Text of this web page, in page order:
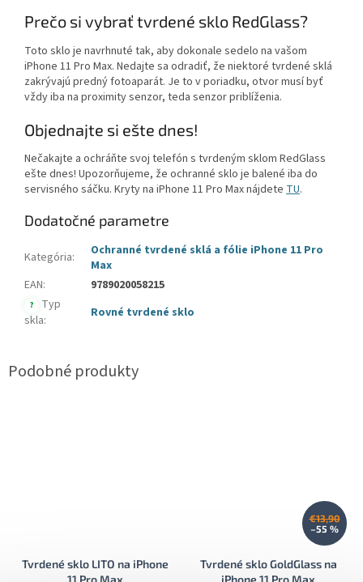
Prečo si vybrať tvrdené sklo RedGlass?
Toto sklo je navrhnuté tak, aby dokonale sedelo na vašom
iPhone 11 Pro Max. Nedajte sa odradiť, že niektoré tvrdené sklá
zakrývajú predný fotoaparát. Je to v poriadku, otvor musí byť
vždy iba na proximity senzor, teda senzor priblíženia.
Objednajte si ešte dnes!
Nečakajte a ochráňte svoj telefón s tvrdeným sklom RedGlass
ešte dnes! Upozorňujeme, že ochranné sklo je balené iba do
servisného sáčku. Kryty na iPhone 11 Pro Max nájdete TU.
Dodatočné parametre
Kategória:
Ochranné tvrdené sklá a fólie iPhone 11 Pro
Max
EAN: 9789020058215
?
Typ
skla: Rovné tvrdené sklo
Tvrdené sklo LITO na iPhone
€13,90
–55 %
Tvrdené sklo GoldGlass na